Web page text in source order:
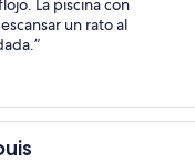
La piscina con
un rato al